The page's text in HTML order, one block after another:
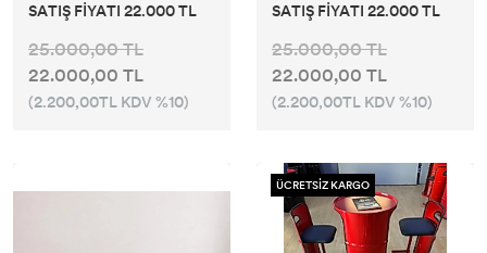
SATIŞ FİYATI 22.000 TL
25.000,00 TL
22.000,00 TL
(2.200,00TL KDV %10)
SATIŞ FİYATI 22.000 TL
25.000,00 TL
22.000,00 TL
(2.200,00TL KDV %10)
ÜCRETSİZ KARGO